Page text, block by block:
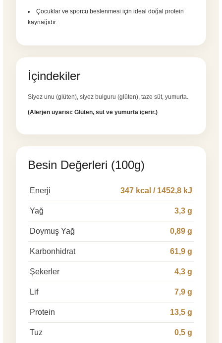
Çocuklar ve sporcu beslenmesi için ideal doğal protein
kaynağıdır.
İçindekiler
Siyez unu (glüten), siyez bulguru (glüten), taze süt, yumurta.
(Alerjen uyarısı: Glüten, süt ve yumurta içerir.)
Besin Değerleri (100g)
Enerji 347 kcal / 1452,8 kJ
Yağ 3,3 g
Doymuş Yağ 0,89 g
Karbonhidrat 61,9 g
Şekerler 4,3 g
Lif 7,9 g
Protein 13,5 g
Tuz 0,5 g